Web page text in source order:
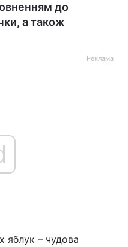
до
а також
Реклама
яблук – чудова